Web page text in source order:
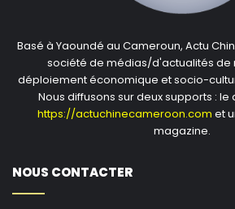
Basé à Yaoundé au Cameroun, Actu
société de médias/d'actualités de
déploiement économique et socio-
Nous diffusons sur deux supports :
https://actuchinecameroon.com et
magazine.
NOUS CONTACTER